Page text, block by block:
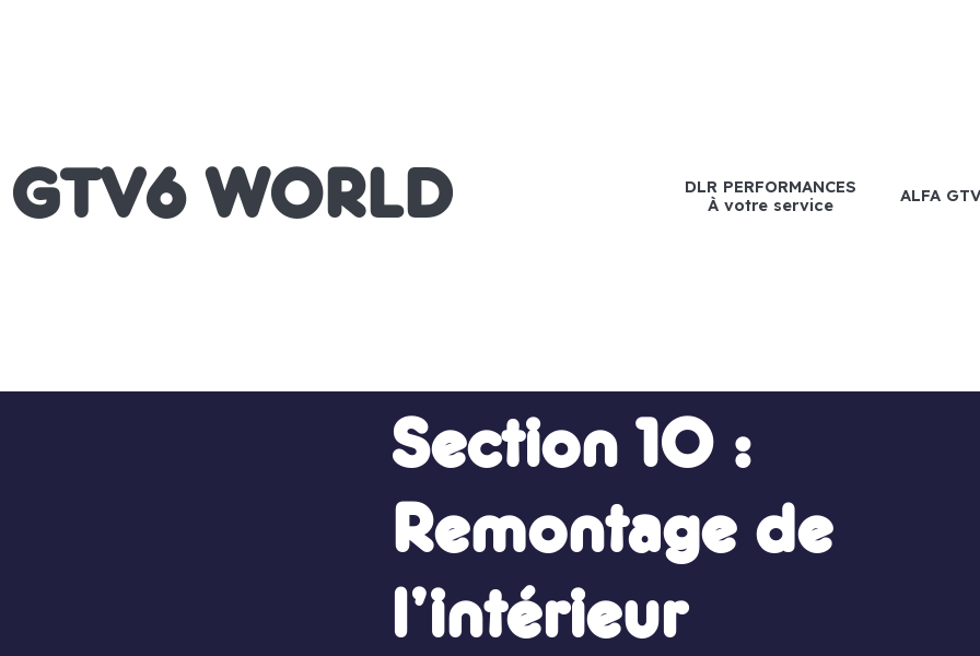
GTV6 WORLD
DLR PERFORMANCES
À votre service
ALFA
Section 10 :
Remontage de
l’intérieur